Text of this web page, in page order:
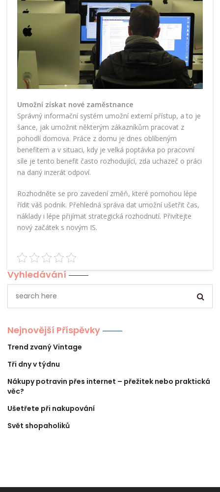
Umožní získat nové zaměstnance
Správný informační systém umožní externí přístup, a to je
šance, jak umožnit některým zákazníkům pracovat z
pohodlí domova. Práce z domu je dnes oblíbeným
benefitem a v situaci, kdy je velká poptávka po pracovní
síle je tento benefit často rozhodující, zda uchazeč o práci
na daný inzerát odpoví.
Rozhodněte se pro zavedení změň, které pomohou lépe
řídit váš podnik. Přehledná správa dat umožní ušetřit čas,
náklady i lépe přijímat strategická rozhodnutí. Přivítejte
nový začátek s novým IS.
Vyhledávání
Nejnovější Příspěvky
Trend zvaný Vintage
Tři dny v týdnu
Nákupy potravin přes internet – přežitek nebo praktická
věc?
Ušetřete při nakupování
Svět shopaholiků